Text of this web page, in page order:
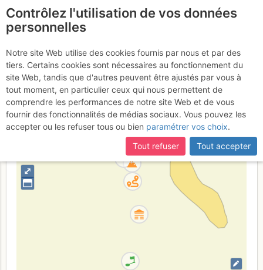
Pic Central du
Vaccivier : Crête de l'Orient
France Hautes-Alpes Écrins
⤢
Contrôlez l'utilisation de vos données
personnelles
Notre site Web utilise des cookies fournis par nous et par des
tiers. Certains cookies sont nécessaires au fonctionnement du
site Web, tandis que d'autres peuvent être ajustés par vous à
tout moment, en particulier ceux qui nous permettent de
comprendre les performances de notre site Web et de vous
fournir des fonctionnalités de médias sociaux. Vous pouvez les
accepter ou les refuser tous ou bien paramétrer vos choix.
Tout refuser
Tout accepter